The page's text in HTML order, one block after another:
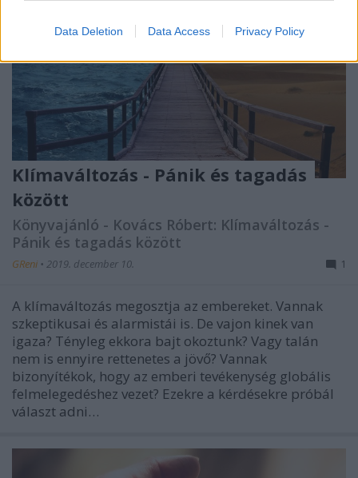
Data Deletion Data Access Privacy Policy
Klímaváltozás - Pánik és tagadás
között
Könyvajánló - Kovács Róbert: Klímaváltozás -
Pánik és tagadás között
GReni • 2019. december 10. 1
A klímaváltozás megosztja az embereket. Vannak
szkeptikusai és alarmistái is. De vajon kinek van
igaza? Tényleg ekkora bajt okoztunk? Vagy talán
nem is ennyire rettenetes a jövő? Vannak
bizonyítékok, hogy az emberi tevékenység globális
felmelegedéshez vezet? Ezekre a kérdésekre próbál
választ adni…